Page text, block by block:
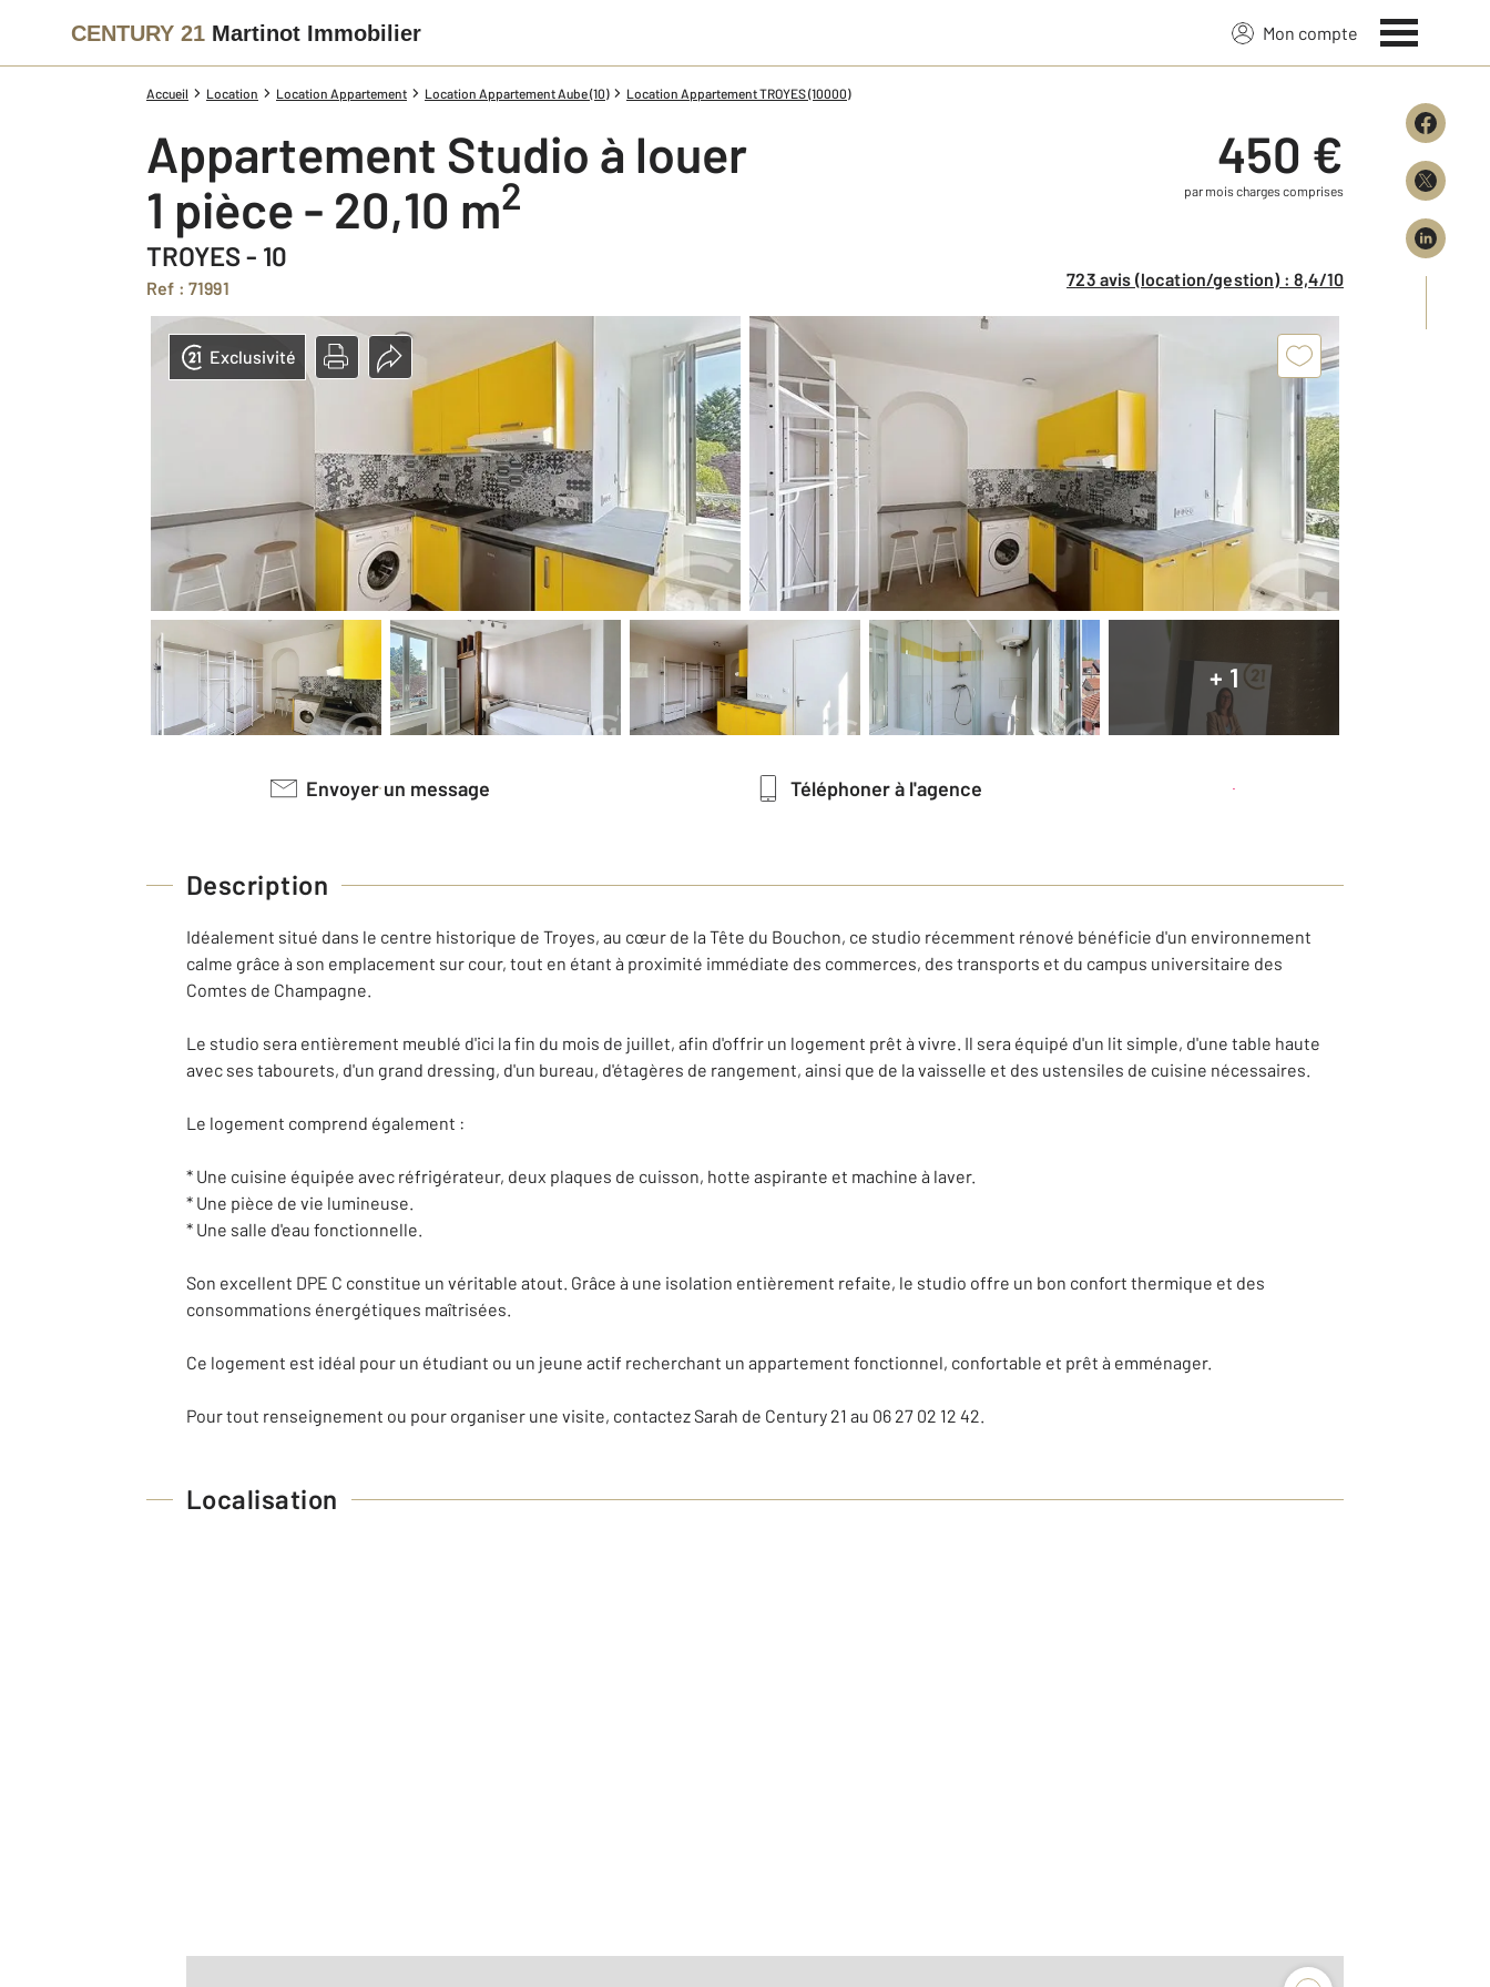
CENTURY 21 Martinot Immobilier Mon compte
Accueil Location Location Appartement Location Appartement Aube (10) Location Appartement TROYES (10000)
Appartement Studio à louer
1 pièce - 20,10 m2
TROYES - 10
Ref : 71991
450 €
par mois charges comprises
723 avis (location/gestion) : 8,4/10
+ 1
Exclusivité
Envoyer un message Téléphoner à l'agence
Description
Idéalement situé dans le centre historique de Troyes, au cœur de la Tête du Bouchon, ce studio récemment rénové bénéficie d'un environnement
calme grâce à son emplacement sur cour, tout en étant à proximité immédiate des commerces, des transports et du campus universitaire des
Comtes de Champagne.
Le studio sera entièrement meublé d'ici la fin du mois de juillet, afin d'offrir un logement prêt à vivre. Il sera équipé d'un lit simple, d'une table haute
avec ses tabourets, d'un grand dressing, d'un bureau, d'étagères de rangement, ainsi que de la vaisselle et des ustensiles de cuisine nécessaires.
Le logement comprend également :
* Une cuisine équipée avec réfrigérateur, deux plaques de cuisson, hotte aspirante et machine à laver.
* Une pièce de vie lumineuse.
* Une salle d'eau fonctionnelle.
Son excellent DPE C constitue un véritable atout. Grâce à une isolation entièrement refaite, le studio offre un bon confort thermique et des
consommations énergétiques maîtrisées.
Ce logement est idéal pour un étudiant ou un jeune actif recherchant un appartement fonctionnel, confortable et prêt à emménager.
Pour tout renseignement ou pour organiser une visite, contactez Sarah de Century 21 au 06 27 02 12 42.
Localisation